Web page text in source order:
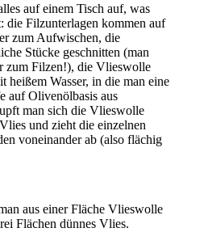
auf einem Tisch auf, was
die Filzunterlagen kommen auf
zum Aufwischen, die
Stücke geschnitten (man
zum Filzen!), die Vlieswolle
heißem Wasser, in die man eine
auf Olivenölbasis aus
man sich die Vlieswolle
und zieht die einzelnen
voneinander ab (also flächig
aus einer Fläche Vlieswolle
Flächen dünnes Vlies.